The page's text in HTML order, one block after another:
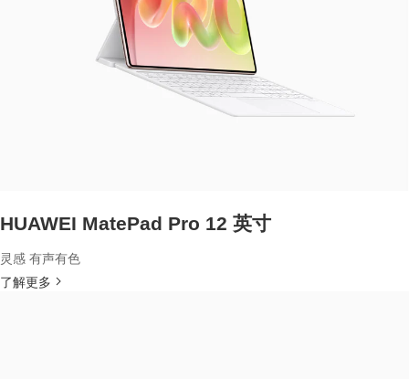
HUAWEI MatePad Pro 12 英寸
灵感 有声有色
了解更多